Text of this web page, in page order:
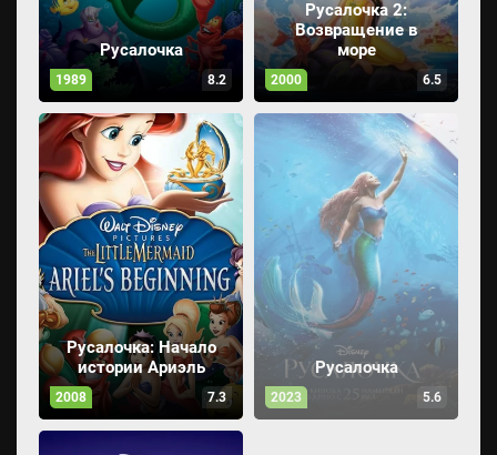
Русалочка
1989 8.2
Русалочка 2:
Возвращение в
море
2000 6.5
Русалочка: Начало
истории Ариэль
2008 7.3
Русалочка
2023 5.6